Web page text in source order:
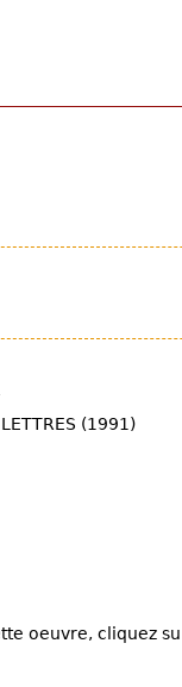
(1991)
oeuvre, cliquez